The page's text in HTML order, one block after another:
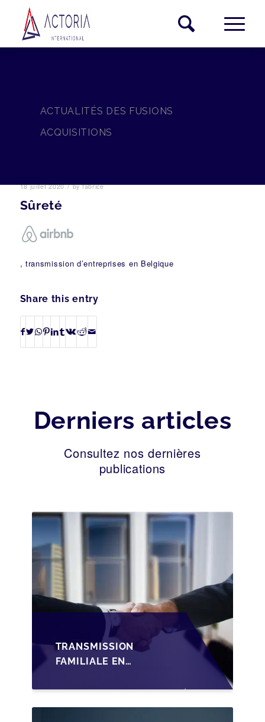
ACTUALITÉS DES FUSIONS
ACQUISITIONS
18 juillet 2020 / byfabrice
Sûreté
, transmission d’entreprises en Belgique
Share this entry
Derniers articles
Consultez nos dernières
publications
TRANSMISSION
FAMILIALE EN
STRUCTURER LA
CESSION DES PARTS